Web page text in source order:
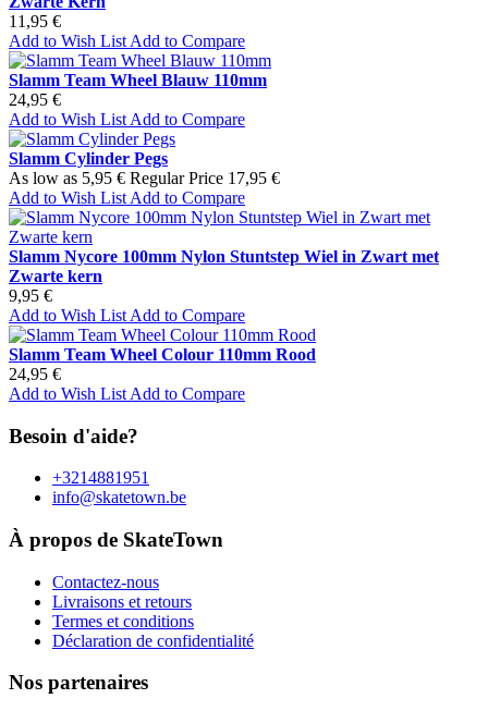
11,95 €
Add to Wish List Add to Compare
Slamm Team Wheel Blauw 110mm
24,95 €
Add to Wish List Add to Compare
Slamm Cylinder Pegs
As low as 5,95 € Regular Price 17,95 €
Add to Wish List Add to Compare
Slamm Nycore 100mm Nylon Stuntstep Wiel in Zwart met
Zwarte kern
9,95 €
Add to Wish List Add to Compare
Slamm Team Wheel Colour 110mm Rood
24,95 €
Add to Wish List Add to Compare
Besoin d'aide?
+3214881951
info@skatetown.be
À propos de SkateTown
Contactez-nous
Livraisons et retours
Termes et conditions
Déclaration de confidentialité
Nos partenaires